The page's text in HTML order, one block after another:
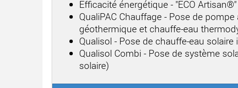
Efficacité énergétique - "ECO
QualiPAC Chauffage - Pose de
géothermique et chauffe-eau
Qualisol - Pose de chauffe-eau
Qualisol Combi - Pose de système
solaire)